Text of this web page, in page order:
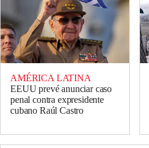
AMÉRICA LATINA
EEUU prevé anunciar caso
penal contra expresidente
cubano Raúl Castro